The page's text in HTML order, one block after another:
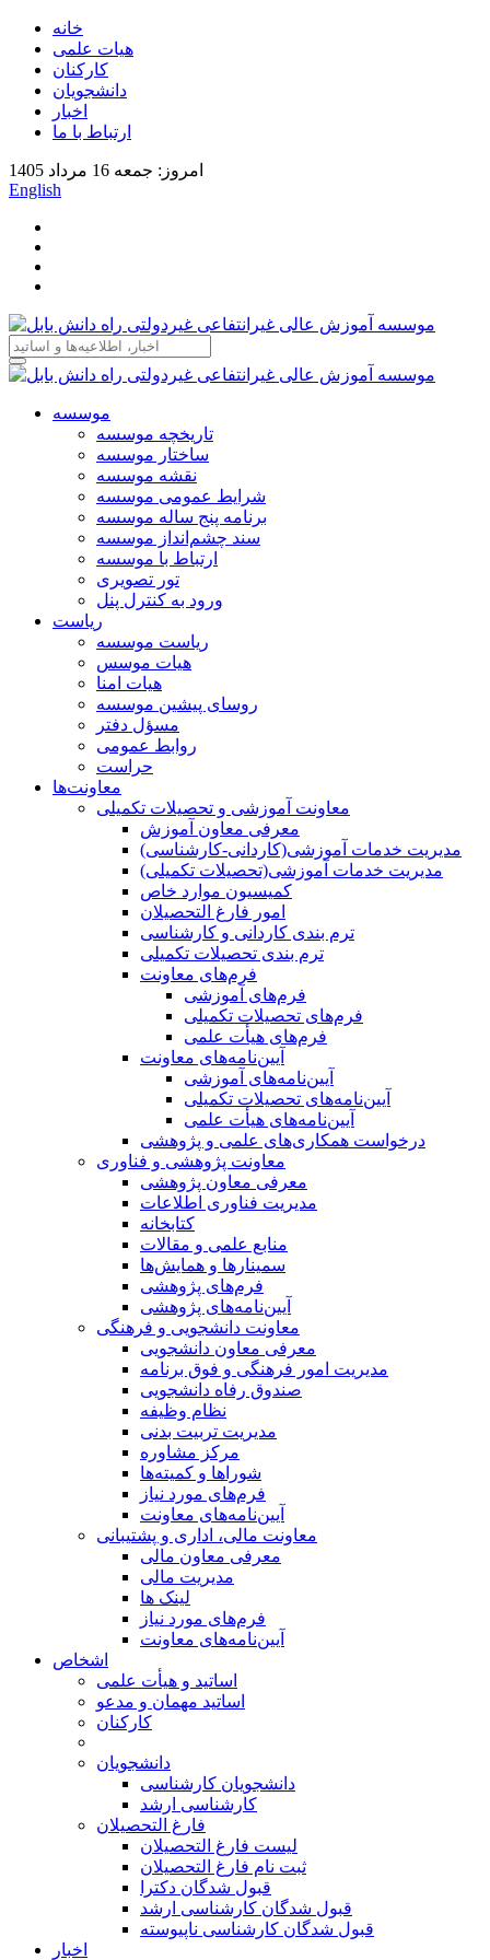
خانه
هیات علمی
کارکنان
دانشجویان
اخبار
ارتباط با ما
امروز: جمعه 16 مرداد 1405
English
موسسه
تاریخچه موسسه
ساختار موسسه
نقشه موسسه
شرایط عمومی موسسه
برنامه پنج ساله موسسه
سند چشم‌انداز موسسه
ارتباط با موسسه
تور تصویری
ورود به کنترل پنل
ریاست
ریاست موسسه
هیات موسس
هیات امنا
روسای پیشین موسسه
مسؤل دفتر
روابط عمومی
حراست
معاونت‌ها
معاونت آموزشی و تحصیلات تکمیلی
معرفی معاون آموزش
مدیریت خدمات آموزشی(کاردانی-کارشناسی)
مدیریت خدمات آموزشی(تحصیلات تکمیلی)
کمیسیون موارد خاص
امور فارغ التحصیلان
ترم بندی کاردانی و کارشناسی
ترم بندی تحصیلات تکمیلی
فرم‌های معاونت
فرم‌های آموزشی
فرم‌های تحصیلات تکمیلی
فرم‌های هیأت علمی
آیین‌نامه‌های معاونت
آیین‌نامه‌های آموزشی
آیین‌نامه‌های تحصیلات تکمیلی
آیین‌نامه‌های هیأت علمی
درخواست همکاری‌های علمی و پژوهشی
معاونت پژوهشی و فناوری
معرفی معاون پژوهشی
مدیریت فناوری اطلاعات
کتابخانه
منابع علمی و مقالات
سمینارها و همایش‌ها
فرم‌های پژوهشی
آیین‌نامه‌های پژوهشی
معاونت دانشجویی و فرهنگی
معرفی معاون دانشجویی
مدیریت امور فرهنگی و فوق برنامه
صندوق رفاه دانشجویی
نظام وظیفه
مدیریت تربیت بدنی
مرکز مشاوره
شوراها و کمیته‌ها
فرم‌های مورد نیاز
آیین‌نامه‌های معاونت
معاونت مالی، اداری و پشتیبانی
معرفی معاون مالی
مدیریت مالی
لینک ها
فرم‌های مورد نیاز
آیین‌نامه‌های معاونت
اشخاص
اساتید و هیأت علمی
اساتید مهمان و مدعو
کارکنان
دانشجویان
دانشجویان کارشناسی
کارشناسی ارشد
فارغ التحصیلان
لیست فارغ التحصیلان
ثبت نام فارغ التحصیلان
قبول شدگان دکترا
قبول شدگان کارشناسی ارشد
قبول شدگان کارشناسی ناپیوسته
اخبار